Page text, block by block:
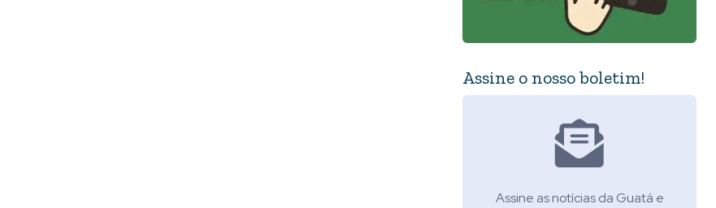
Assine o nosso boletim!
Assine as notícias da Guatá e